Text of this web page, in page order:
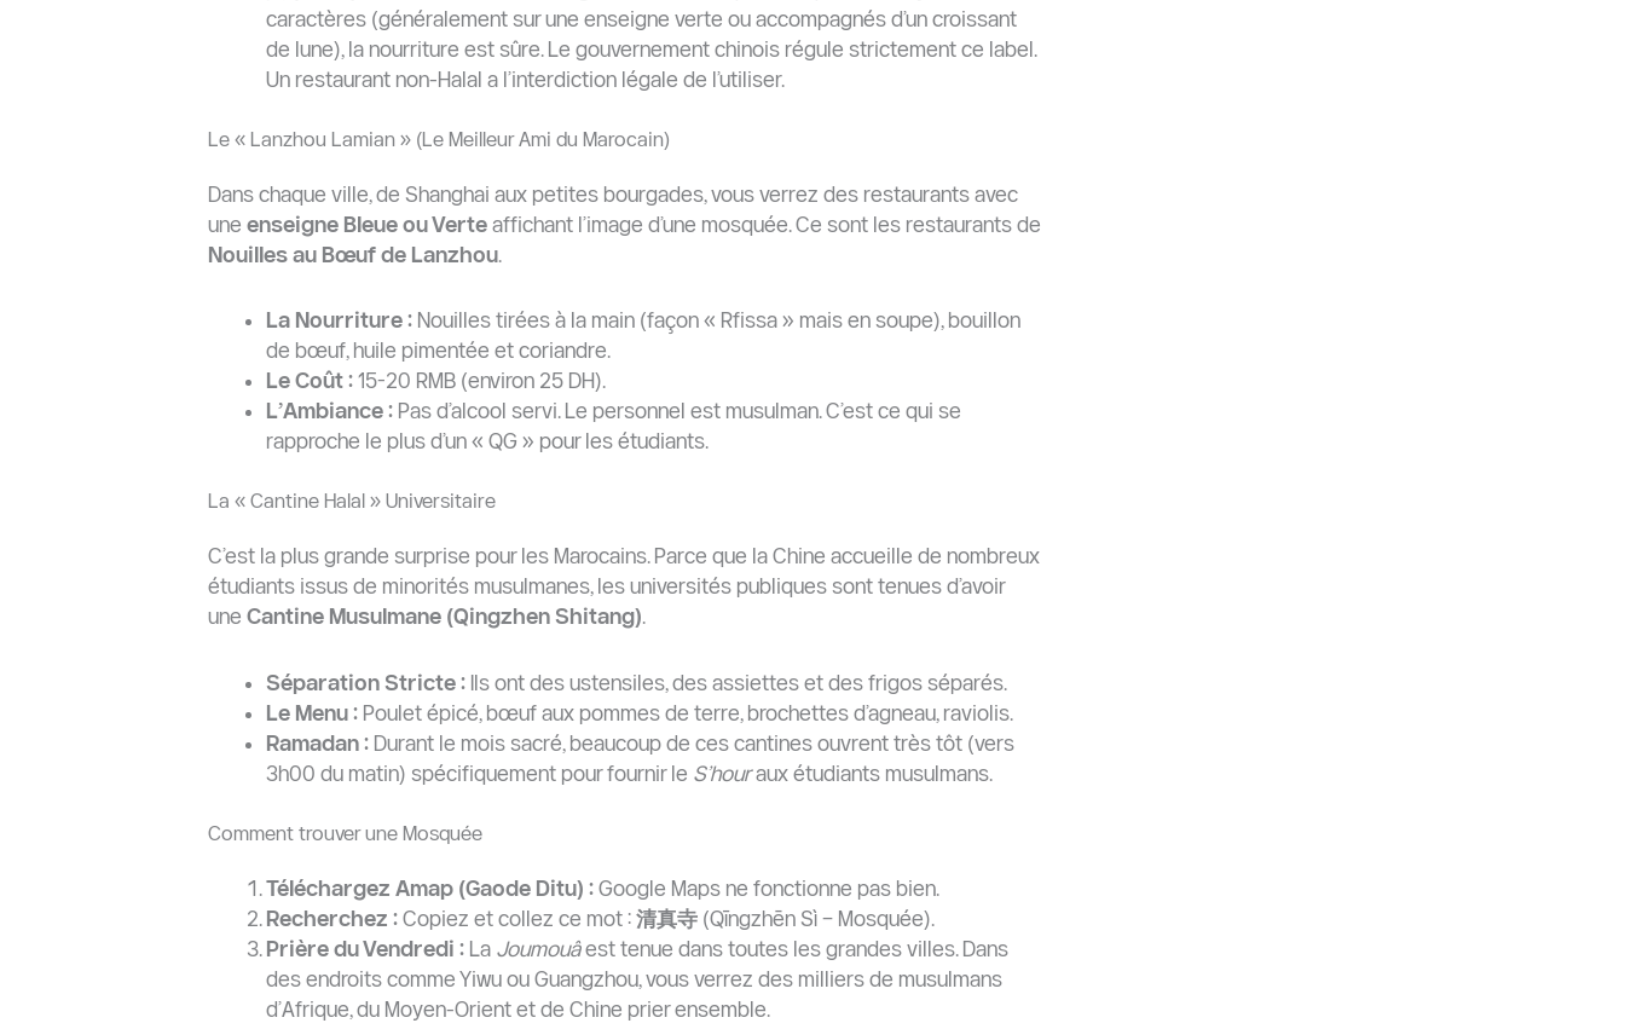
caractères (généralement sur une enseigne verte ou accompagnés d’un croissant
de lune), la nourriture est sûre. Le gouvernement chinois régule strictement ce label.
Un restaurant non-Halal a l’interdiction légale de l’utiliser.
Le « Lanzhou Lamian » (Le Meilleur Ami du Marocain)
Dans chaque ville, de Shanghai aux petites bourgades, vous verrez des restaurants avec
une enseigne Bleue ou Verte affichant l’image d’une mosquée. Ce sont les restaurants de
Nouilles au Bœuf de Lanzhou
La Nourriture : Nouilles tirées à la main (façon « Rfissa » mais en soupe), bouillon
de bœuf, huile pimentée et coriandre.
Le Coût : 15-20 RMB (environ 25 DH).
L’Ambiance : Pas d’alcool servi. Le personnel est musulman. C’est ce qui se
rapproche le plus d’un « QG » pour les étudiants.
La « Cantine Halal » Universitaire
C’est la plus grande surprise pour les Marocains. Parce que la Chine accueille de nombreux
étudiants issus de minorités musulmanes, les universités publiques sont tenues d’avoir
une Cantine Musulmane (Qingzhen Shitang).
Séparation Stricte : Ils ont des ustensiles, des assiettes et des frigos séparés.
Le Menu : Poulet épicé, bœuf aux pommes de terre, brochettes d’agneau, raviolis.
Ramadan : Durant le mois sacré, beaucoup de ces cantines ouvrent très tôt (vers
3h00 du matin) spécifiquement pour fournir le S’houraux étudiants musulmans.
Comment trouver une Mosquée
Téléchargez Amap (Gaode Ditu) : Google Maps ne fonctionne pas bien.
Recherchez : Copiez et collez ce mot : 清真寺 (Qīngzhēn Sì – Mosquée).
Prière du Vendredi : La Joumouâest tenue dans toutes les grandes villes. Dans
des endroits comme Yiwu ou Guangzhou, vous verrez des milliers de musulmans
d’Afrique, du Moyen-Orient et de Chine prier ensemble.